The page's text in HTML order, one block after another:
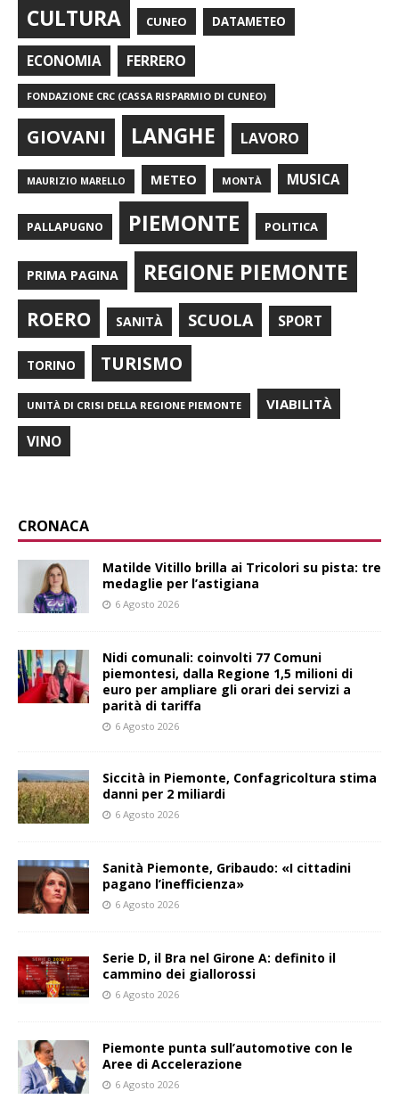
CULTURA CUNEO DATAMETEO
ECONOMIA FERRERO
FONDAZIONE CRC (CASSA RISPARMIO DI CUNEO)
GIOVANI LANGHE LAVORO
MAURIZIO MARELLO METEO MONTÀ MUSICA
PALLAPUGNO PIEMONTE POLITICA
PRIMA PAGINA REGIONE PIEMONTE
ROERO SANITÀ SCUOLA SPORT
TORINO TURISMO
UNITÀ DI CRISI DELLA REGIONE PIEMONTE VIABILITÀ
VINO
CRONACA
Matilde Vitillo brilla ai Tricolori su pista: tre
medaglie per l’astigiana
6 Agosto 2026
Nidi comunali: coinvolti 77 Comuni
piemontesi, dalla Regione 1,5 milioni di
euro per ampliare gli orari dei servizi a
parità di tariffa
6 Agosto 2026
Siccità in Piemonte, Confagricoltura stima
danni per 2 miliardi
6 Agosto 2026
Sanità Piemonte, Gribaudo: «I cittadini
pagano l’inefficienza»
6 Agosto 2026
Serie D, il Bra nel Girone A: definito il
cammino dei giallorossi
6 Agosto 2026
Piemonte punta sull’automotive con le
Aree di Accelerazione
6 Agosto 2026